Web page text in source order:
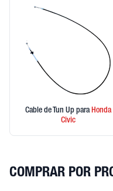
Cable de Tun Up paraHonda
Civic
COMPRAR POR